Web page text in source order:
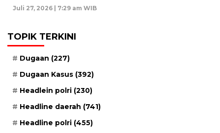
Juli 27, 2026 | 7:29 am WIB
TOPIK TERKINI
Dugaan (227)
Dugaan Kasus (392)
Headlein polri (230)
Headline daerah (741)
Headline polri (455)